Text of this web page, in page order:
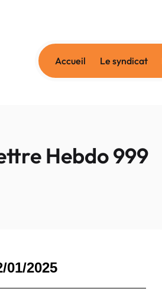
Accueil Le syndicat
Hebdo 999
01/2025